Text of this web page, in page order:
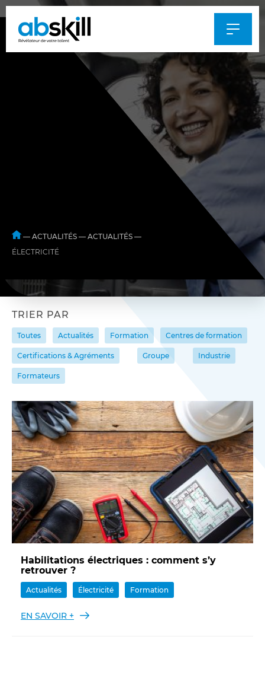
— ACTUALITÉS — ACTUALITÉS —
ÉLECTRICITÉ
TRIER PAR
Toutes Actualités Formation Centres de formation
Certifications & Agréments Groupe Industrie
Formateurs
Habilitations électriques : comment s’y
retrouver ?
Actualités Électricité Formation
EN SAVOIR +